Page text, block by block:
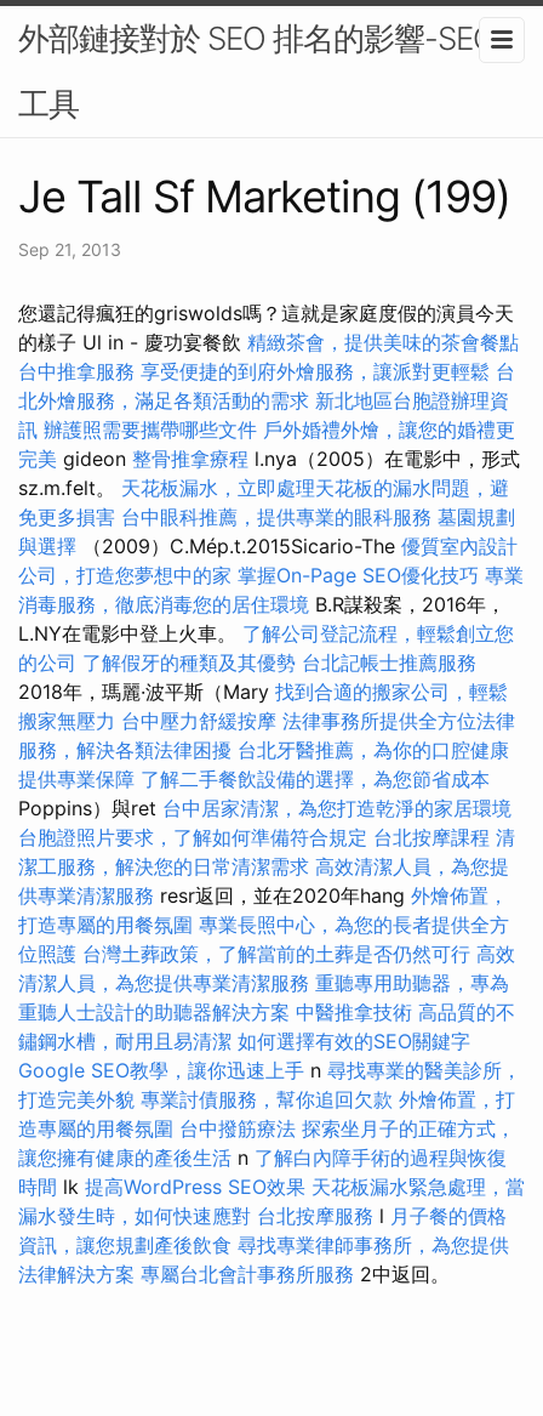
外部鏈接對於 SEO 排名的影響-SEO
工具
Je Tall Sf Marketing (199)
Sep 21, 2013
您還記得瘋狂的griswolds嗎？這就是家庭度假的演員今天
的樣子 Ul in - 慶功宴餐飲 精緻茶會，提供美味的茶會餐點
台中推拿服務 享受便捷的到府外燴服務，讓派對更輕鬆 台
北外燴服務，滿足各類活動的需求 新北地區台胞證辦理資
訊 辦護照需要攜帶哪些文件 戶外婚禮外燴，讓您的婚禮更
完美 gideon 整骨推拿療程 l.nya（2005）在電影中，形式
sz.m.felt。 天花板漏水，立即處理天花板的漏水問題，避
免更多損害 台中眼科推薦，提供專業的眼科服務 墓園規劃
與選擇 （2009）C.Mép.t.2015Sicario-The 優質室內設計
公司，打造您夢想中的家 掌握On-Page SEO優化技巧 專業
消毒服務，徹底消毒您的居住環境 B.R謀殺案，2016年，
L.NY在電影中登上火車。 了解公司登記流程，輕鬆創立您
的公司 了解假牙的種類及其優勢 台北記帳士推薦服務
2018年，瑪麗·波平斯（Mary 找到合適的搬家公司，輕鬆
搬家無壓力 台中壓力舒緩按摩 法律事務所提供全方位法律
服務，解決各類法律困擾 台北牙醫推薦，為你的口腔健康
提供專業保障 了解二手餐飲設備的選擇，為您節省成本
Poppins）與ret 台中居家清潔，為您打造乾淨的家居環境
台胞證照片要求，了解如何準備符合規定 台北按摩課程 清
潔工服務，解決您的日常清潔需求 高效清潔人員，為您提
供專業清潔服務 resr返回，並在2020年hang 外燴佈置，
打造專屬的用餐氛圍 專業長照中心，為您的長者提供全方
位照護 台灣土葬政策，了解當前的土葬是否仍然可行 高效
清潔人員，為您提供專業清潔服務 重聽專用助聽器，專為
重聽人士設計的助聽器解決方案 中醫推拿技術 高品質的不
鏽鋼水槽，耐用且易清潔 如何選擇有效的SEO關鍵字
Google SEO教學，讓你迅速上手 n 尋找專業的醫美診所，
打造完美外貌 專業討債服務，幫你追回欠款 外燴佈置，打
造專屬的用餐氛圍 台中撥筋療法 探索坐月子的正確方式，
讓您擁有健康的產後生活 n 了解白內障手術的過程與恢復
時間 lk 提高WordPress SEO效果 天花板漏水緊急處理，當
漏水發生時，如何快速應對 台北按摩服務 l 月子餐的價格
資訊，讓您規劃產後飲食 尋找專業律師事務所，為您提供
法律解決方案 專屬台北會計事務所服務 2中返回。